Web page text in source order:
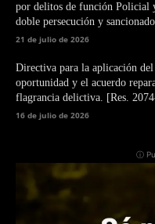
por delitos de función
doble persecución y
21 de julio de 2026
Directiva para la aplicación
oportunidad y el acuerdo
flagrancia delictiva. [Res.
16 de julio de 2026
ⓘ